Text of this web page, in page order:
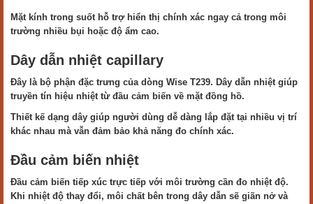
Mặt kính trong suốt hỗ trợ hiển thị chính xác ngay cả trong môi
trường nhiều bụi hoặc độ ẩm cao.
Dây dẫn nhiệt capillary
Đây là bộ phận đặc trưng của dòng Wise T239. Dây dẫn nhiệt giúp
truyền tín hiệu nhiệt từ đầu cảm biến về mặt đồng hồ.
Thiết kế dạng dây giúp người dùng dễ dàng lắp đặt tại nhiều vị trí
khác nhau mà vẫn đảm bảo khả năng đo chính xác.
Đầu cảm biến nhiệt
Đầu cảm biến tiếp xúc trực tiếp với môi trường cần đo nhiệt độ.
Khi nhiệt độ thay đổi, môi chất bên trong dây dẫn sẽ giãn nở và